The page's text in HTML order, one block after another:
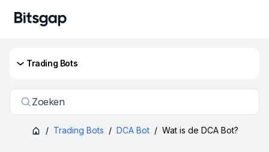
Trading Bots
Zoeken
/ Trading Bots / DCA Bot / Wat is de DCA Bot?